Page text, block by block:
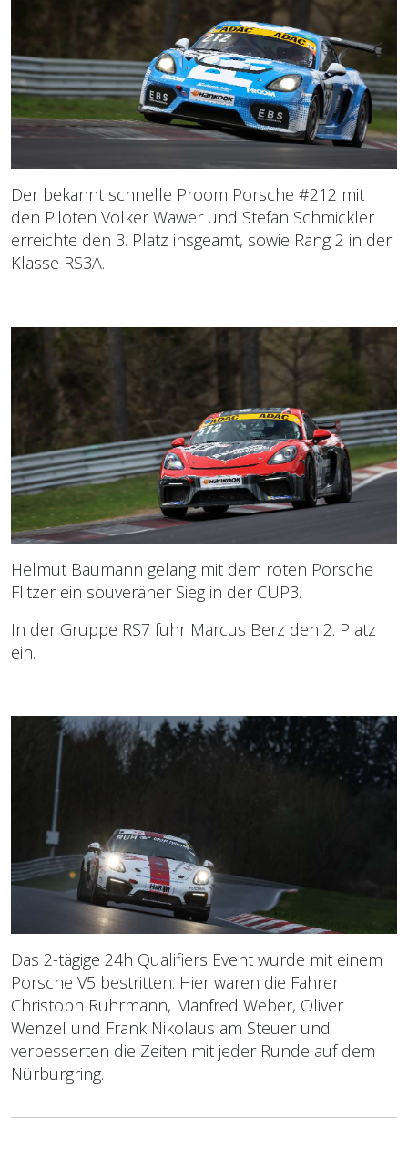
Der bekannt schnelle Proom Porsche #212 mit
den Piloten Volker Wawer und Stefan Schmickler
erreichte den 3. Platz insgeamt, sowie Rang 2 in der
Klasse RS3A.
Helmut Baumann gelang mit dem roten Porsche
Flitzer ein souveräner Sieg in der CUP3.
In der Gruppe RS7 fuhr Marcus Berz den 2. Platz
ein.
Das 2-tägige 24h Qualifiers Event wurde mit einem
Porsche V5 bestritten. Hier waren die Fahrer
Christoph Ruhrmann, Manfred Weber, Oliver
Wenzel und Frank Nikolaus am Steuer und
verbesserten die Zeiten mit jeder Runde auf dem
Nürburgring.